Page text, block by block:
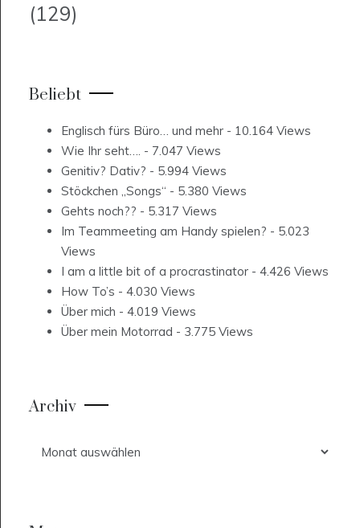
(129)
Beliebt
Englisch fürs Büro… und mehr - 10.164 Views
Wie Ihr seht…. - 7.047 Views
Genitiv? Dativ? - 5.994 Views
Stöckchen „Songs“ - 5.380 Views
Gehts noch?? - 5.317 Views
Im Teammeeting am Handy spielen? - 5.023
Views
I am a little bit of a procrastinator - 4.426 Views
How To’s - 4.030 Views
Über mich - 4.019 Views
Über mein Motorrad - 3.775 Views
Archiv